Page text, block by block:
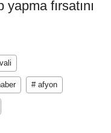
fırsatını
# afyon